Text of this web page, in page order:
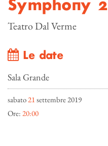
Symphony 2
Teatro Dal Verme
Le date
Sala Grande
sabato21 settembre 2019
Ore: 20:00